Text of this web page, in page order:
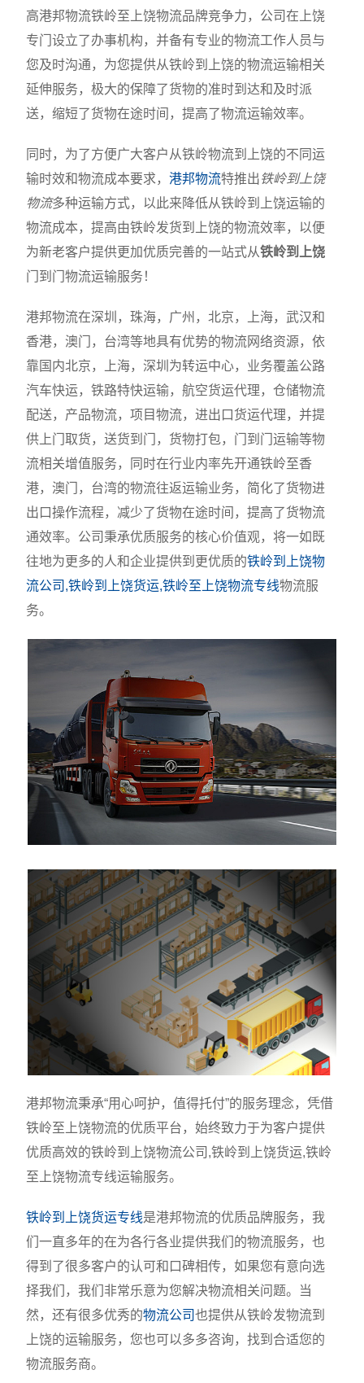
高港邦物流铁岭至上饶物流品牌竞争力，公司在上饶
专门设立了办事机构，并备有专业的物流工作人员与
您及时沟通，为您提供从铁岭到上饶的物流运输相关
延伸服务，极大的保障了货物的准时到达和及时派
送，缩短了货物在途时间，提高了物流运输效率。
同时，为了方便广大客户从铁岭物流到上饶的不同运
输时效和物流成本要求，港邦物流特推出铁岭到上饶
物流多种运输方式，以此来降低从铁岭到上饶运输的
物流成本，提高由铁岭发货到上饶的物流效率，以便
为新老客户提供更加优质完善的一站式从铁岭到上饶
门到门物流运输服务！
港邦物流在深圳，珠海，广州，北京，上海，武汉和
香港，澳门，台湾等地具有优势的物流网络资源，依
靠国内北京，上海，深圳为转运中心，业务覆盖公路
汽车快运，铁路特快运输，航空货运代理，仓储物流
配送，产品物流，项目物流，进出口货运代理，并提
供上门取货，送货到门，货物打包，门到门运输等物
流相关增值服务，同时在行业内率先开通铁岭至香
港，澳门，台湾的物流往返运输业务，简化了货物进
出口操作流程，减少了货物在途时间，提高了货物流
通效率。公司秉承优质服务的核心价值观，将一如既
往地为更多的人和企业提供到更优质的铁岭到上饶物
流公司,铁岭到上饶货运,铁岭至上饶物流专线物流服
务。
港邦物流秉承“用心呵护，值得托付”的服务理念，凭借
铁岭至上饶物流的优质平台，始终致力于为客户提供
优质高效的铁岭到上饶物流公司,铁岭到上饶货运,铁岭
至上饶物流专线运输服务。
铁岭到上饶货运专线是港邦物流的优质品牌服务，我
们一直多年的在为各行各业提供我们的物流服务，也
得到了很多客户的认可和口碑相传，如果您有意向选
择我们，我们非常乐意为您解决物流相关问题。当
然，还有很多优秀的物流公司也提供从铁岭发物流到
上饶的运输服务，您也可以多多咨询，找到合适您的
物流服务商。